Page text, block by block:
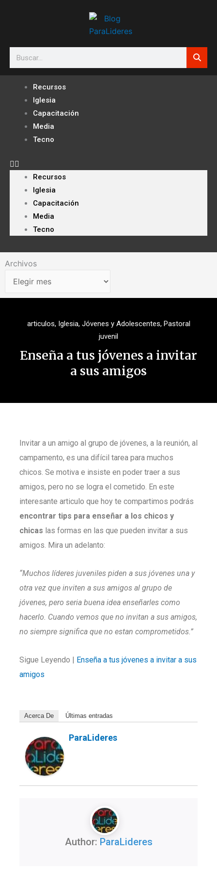
Search
Recursos
Iglesia
Capacitación
Media
Tecno
Recursos
Iglesia
Capacitación
Media
Tecno
Archivos
Archivos
articulos, Iglesia, Jóvenes y Adolescentes, Pastoral
juvenil
Enseña a tus jóvenes a invitar
a sus amigos
Invitar a un amigo al grupo de jóvenes, a la reunión, al
campamento, es una difícil tarea para muchos
chicos. Se motiva e insiste en poder traer a sus
amigos, pero no se logra el cometido. En este
interesante articulo que hoy te compartimos podrás
encontrar tips para enseñar a los chicos y
chicas las formas en las que pueden invitar a sus
amigos. Mira un adelanto:
“Muchos líderes juveniles piden a sus jóvenes una y
otra vez que inviten a sus amigos al grupo de
jóvenes, pero seria buena idea enseñarles como
hacerlo. Cuando vemos que no invitan a sus amigos,
no siempre significa que no estan comprometidos.”
Sigue Leyendo | Enseña a tus jóvenes a invitar a sus
amigos
Acerca De Últimas entradas
ParaLideres
Author: ParaLideres